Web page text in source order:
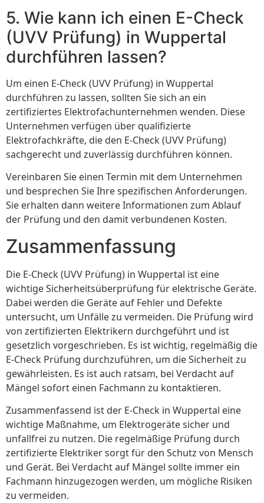
5. Wie kann ich einen E-Check
(UVV Prüfung) in Wuppertal
durchführen lassen?
Um einen E-Check (UVV Prüfung) in Wuppertal
durchführen zu lassen, sollten Sie sich an ein
zertifiziertes Elektrofachunternehmen wenden. Diese
Unternehmen verfügen über qualifizierte
Elektrofachkräfte, die den E-Check (UVV Prüfung)
sachgerecht und zuverlässig durchführen können.
Vereinbaren Sie einen Termin mit dem Unternehmen
und besprechen Sie Ihre spezifischen Anforderungen.
Sie erhalten dann weitere Informationen zum Ablauf
der Prüfung und den damit verbundenen Kosten.
Zusammenfassung
Die E-Check (UVV Prüfung) in Wuppertal ist eine
wichtige Sicherheitsüberprüfung für elektrische Geräte.
Dabei werden die Geräte auf Fehler und Defekte
untersucht, um Unfälle zu vermeiden. Die Prüfung wird
von zertifizierten Elektrikern durchgeführt und ist
gesetzlich vorgeschrieben. Es ist wichtig, regelmäßig die
E-Check Prüfung durchzuführen, um die Sicherheit zu
gewährleisten. Es ist auch ratsam, bei Verdacht auf
Mängel sofort einen Fachmann zu kontaktieren.
Zusammenfassend ist der E-Check in Wuppertal eine
wichtige Maßnahme, um Elektrogeräte sicher und
unfallfrei zu nutzen. Die regelmäßige Prüfung durch
zertifizierte Elektriker sorgt für den Schutz von Mensch
und Gerät. Bei Verdacht auf Mängel sollte immer ein
Fachmann hinzugezogen werden, um mögliche Risiken
zu vermeiden.